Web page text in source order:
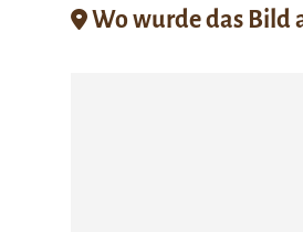
Wo wurde das Bild